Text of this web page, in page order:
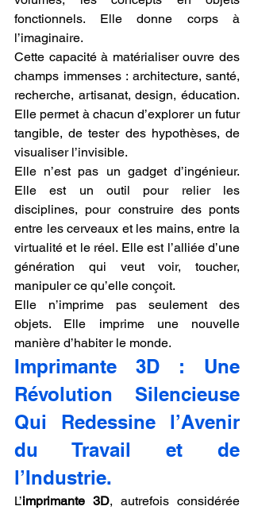
fonctionnels. Elle donne corps à
l’imaginaire.
Cette capacité à matérialiser ouvre des
champs immenses : architecture, santé,
recherche, artisanat, design, éducation.
Elle permet à chacun d’explorer un futur
tangible, de tester des hypothèses, de
visualiser l’invisible.
Elle n’est pas un gadget d’ingénieur.
Elle est un outil pour relier les
disciplines, pour construire des ponts
entre les cerveaux et les mains, entre la
virtualité et le réel. Elle est l’alliée d’une
génération qui veut voir, toucher,
manipuler ce qu’elle conçoit.
Elle n’imprime pas seulement des
objets. Elle imprime une nouvelle
manière d’habiter le monde.
Imprimante 3D : Une
Révolution Silencieuse
Qui Redessine l’Avenir
du Travail et de
l’Industrie.
L’imprimante 3D, autrefois considérée